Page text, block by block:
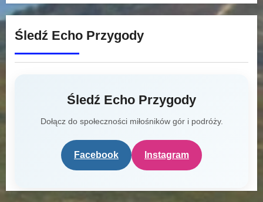
Śledź Echo Przygody
Śledź Echo Przygody
Dołącz do społeczności miłośników gór i podróży.
Facebook Instagram